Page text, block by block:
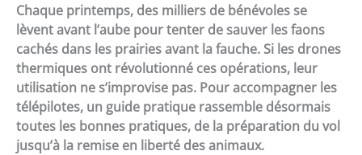
Chaque printemps, des milliers de bénévoles se
lèvent avant l’aube pour tenter de sauver les faons
cachés dans les prairies avant la fauche. Si les drones
thermiques ont révolutionné ces opérations, leur
utilisation ne s’improvise pas. Pour accompagner les
télépilotes, un guide pratique rassemble désormais
toutes les bonnes pratiques, de la préparation du vol
jusqu’à la remise en liberté des animaux.